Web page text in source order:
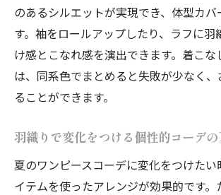
のあるシルエットが実現でき、体型カ
す。袖をロールアップしたり、ラフに羽
け感とこなれ感を演出できます。着こ
は、同系色でまとめると失敗が少なく
ることができます。
羽織りで変化をつける個性的コーデ
夏のワンピースコーデに変化をつけた
イテムを使ったアレンジが効果的です